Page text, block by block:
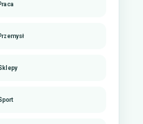
Praca
Przemysł